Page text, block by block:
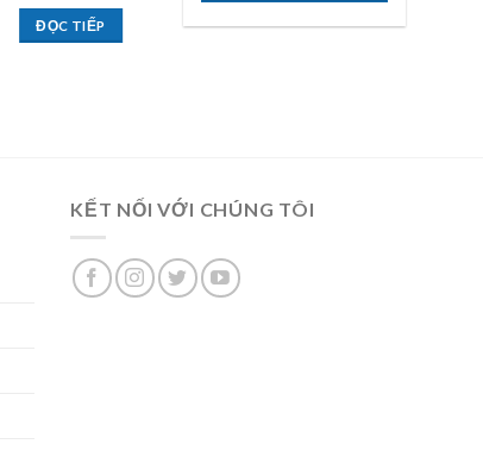
ĐỌC TIẾP ĐỌC TIẾP
KẾT NỐI VỚI CHÚNG TÔI